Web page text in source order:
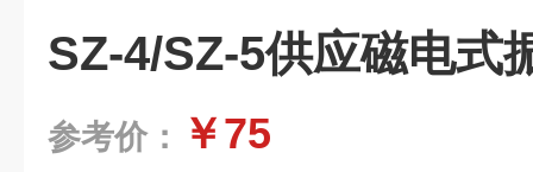
SZ-4/SZ-5供应磁电式
参考价： ￥75